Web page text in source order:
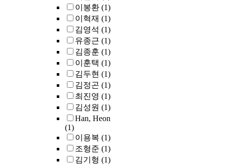
이봉환 (1)
이혁재 (1)
김영석 (1)
유종근 (1)
김종훈 (1)
이훈택 (1)
김두현 (1)
김정곤 (1)
최진영 (1)
김성원 (1)
Han, Heon
(1)
이용복 (1)
조형준 (1)
김기형 (1)